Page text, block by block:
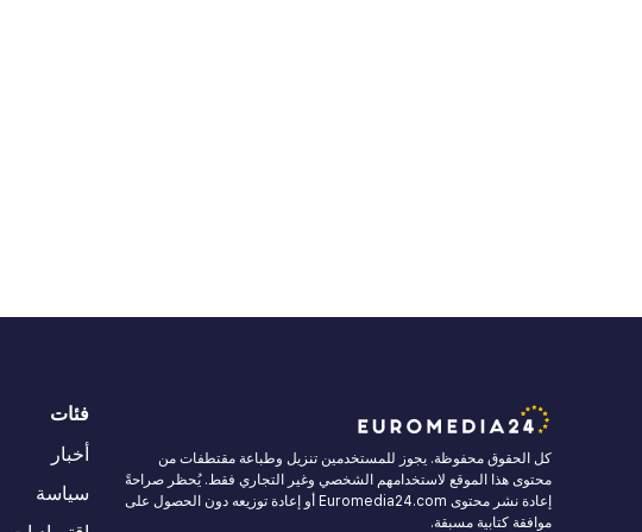
كل الحقوق محفوظة. يجوز للمستخدمين تنزيل وطباعة مقتطفات من
محتوى هذا الموقع لاستخدامهم الشخصي وغير التجاري فقط. يُحظر صراحةً
إعادة نشر محتوى Euromedia24.com أو إعادة توزيعه دون الحصول على
موافقة كتابية مسبقة.
فئات
أخبار
سياسة